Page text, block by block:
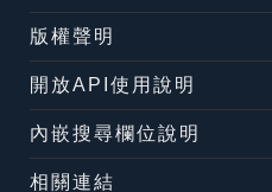
版權聲明
開放API使用說明
內嵌搜尋欄位說明
相關連結